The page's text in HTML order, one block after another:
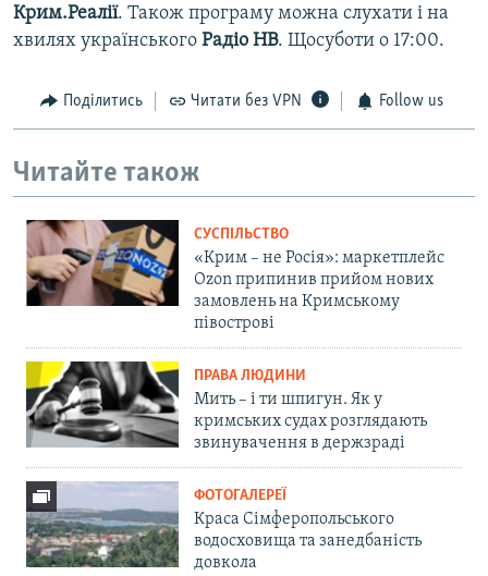
Крим.Реалії. Також програму можна слухати і на
хвилях українського Радіо НВ. Щосуботи о 17:00.
Поділитись Читати без VPN Follow us
Читайте також
СУСПІЛЬСТВО
«Крим – не Росія»: маркетплейс
Ozon припинив прийом нових
замовлень на Кримському
півострові
ПРАВА ЛЮДИНИ
Мить – і ти шпигун. Як у
кримських судах розглядають
звинувачення в держзраді
ФОТОГАЛЕРЕЇ
Краса Сімферопольського
водосховища та занедбаність
довкола